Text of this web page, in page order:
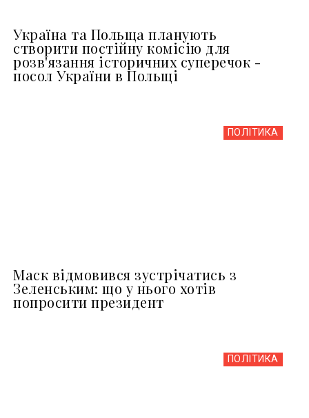
Україна та Польща планують
створити постійну комісію для
розв'язання історичних суперечок -
посол України в Польщі
ПОЛІТИКА
Маск відмовився зустрічатись з
Зеленським: що у нього хотів
попросити президент
ПОЛІТИКА